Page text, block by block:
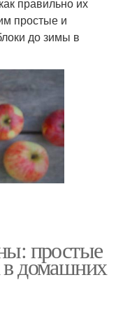
простые и
до зимы в
простые
в домашних